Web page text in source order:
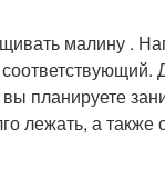
малину .
планируете
лежать, а также